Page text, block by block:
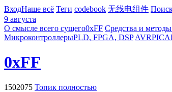
ВходНаше всё Теги codebook 无线电组件
9 августа
О смысле всего сущего0xFF Средства и методы
МикроконтроллерыPLD, FPGA, DSP AVRPIC
0xFF
1502075 Топик полностью